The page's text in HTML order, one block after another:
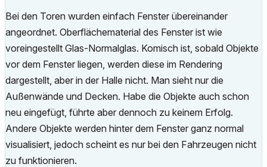
Bei den Toren wurden einfach Fenster übereinander
angeordnet. Oberflächematerial des Fenster ist wie
voreingestellt Glas-Normalglas. Komisch ist, sobald Objekte
vor dem Fenster liegen, werden diese im Rendering
dargestellt, aber in der Halle nicht. Man sieht nur die
Außenwände und Decken. Habe die Objekte auch schon
neu eingefügt, führte aber dennoch zu keinem Erfolg.
Andere Objekte werden hinter dem Fenster ganz normal
visualisiert, jedoch scheint es nur bei den Fahrzeugen nicht
zu funktionieren.